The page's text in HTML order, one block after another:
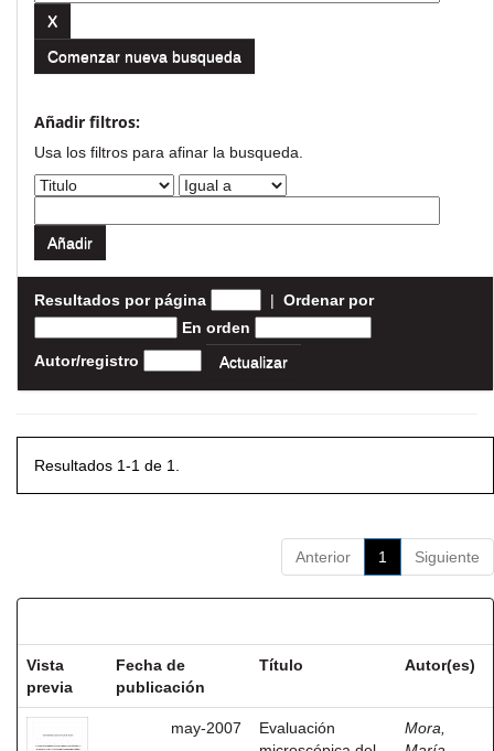
Comenzar nueva busqueda
Añadir filtros:
Usa los filtros para afinar la busqueda.
Resultados por página | Ordenar por
En orden
Autor/registro
Resultados 1-1 de 1.
Anterior 1 Siguiente
Vista
previa
Fecha de
publicación
Título Autor(es)
may-2007
Evaluación
Mora,